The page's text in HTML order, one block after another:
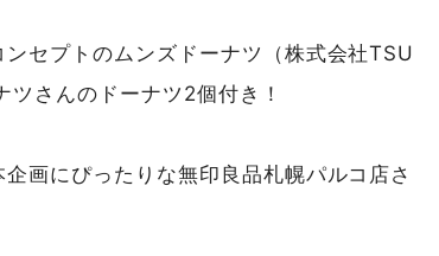
セプトのムンズドーナツ（株式会社TSU
さんのドーナツ2個付き！
画にぴったりな無印良品札幌パルコ店さ